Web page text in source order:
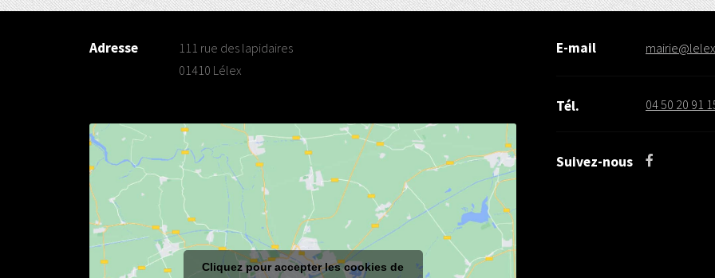
Adresse
111 rue des lapidaires
01410 Lélex
Cliquez pour accepter les cookies de
E-mail
Tél. 04 50 20 91
Suivez-nous